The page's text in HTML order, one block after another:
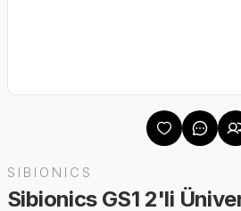
SIBIONICS
Sibionics GS1 2'li